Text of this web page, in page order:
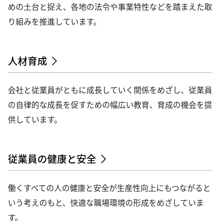
めの土台と捉え、各地の法令や事業特性などを踏まえた取
り組みを推進しています。
人材育成
会社と従業員がともに成長していく関係をめざし、従業員
の自律的な成長を促すための幅広い教育、育成の機会を提
供しています。
従業員の健康と安全
働くすべての人の健康と安全が生産性向上にもつながると
いう考えのもと、快適な職場環境の形成をめざしていま
す。